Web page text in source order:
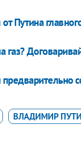
Путина
газ?
ВЛАДИМИР